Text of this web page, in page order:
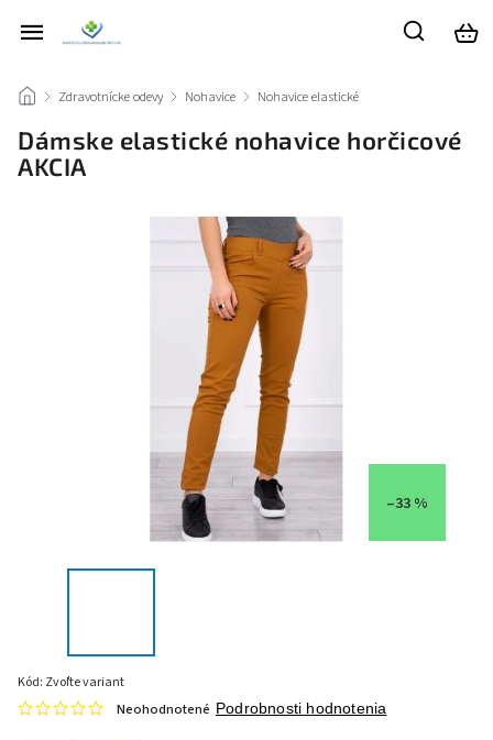
/ Zdravotnícke odevy / Nohavice / Nohavice elastické
Dámske elastické nohavice horčicové
AKCIA
–33 %
Kód: Zvoľte variant
Neohodnotené Podrobnosti hodnotenia